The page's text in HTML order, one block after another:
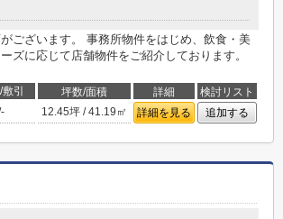
ございます。 事務所物件をはじめ、飲食・美
ズに応じて店舗物件をご紹介しております。
引 坪数/面積 詳細
検討リスト
- 12.45坪 / 41.19㎡ 詳細を見る 追加する